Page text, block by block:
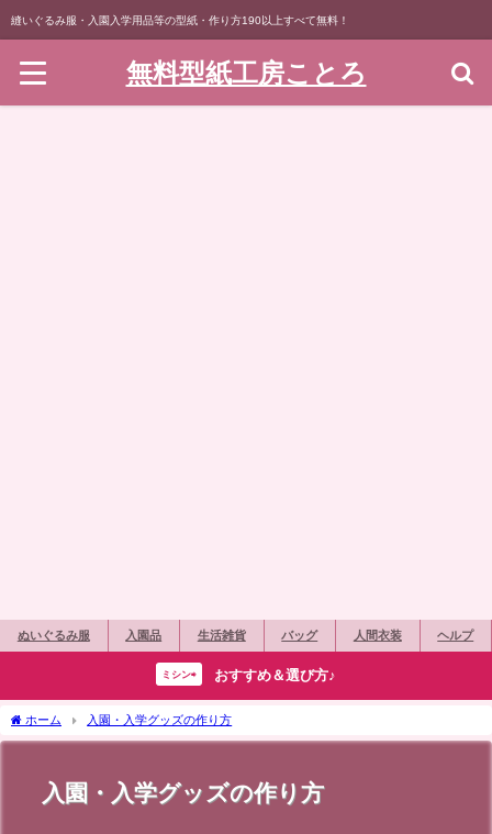
縫いぐるみ服・入園入学用品等の型紙・作り方190以上すべて無料！
無料型紙工房ことろ
ぬいぐるみ服 入園品 生活雑貨 バッグ 人間衣装 ヘルプ
ミシン⇨ おすすめ＆選び方♪
ホーム 入園・入学グッズの作り方
入園・入学グッズの作り方